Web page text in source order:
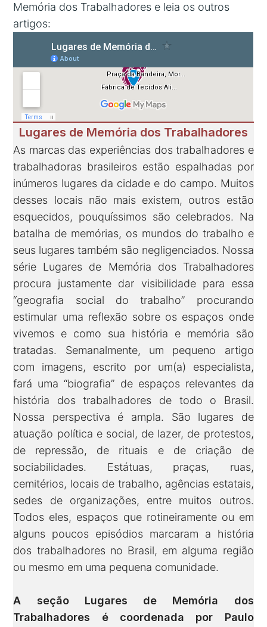
Memória dos Trabalhadores e leia os outros
artigos:
Lugares de Memória dos Trabalhadores
As marcas das experiências dos trabalhadores e
trabalhadoras brasileiros estão espalhadas por
inúmeros lugares da cidade e do campo. Muitos
desses locais não mais existem, outros estão
esquecidos, pouquíssimos são celebrados. Na
batalha de memórias, os mundos do trabalho e
seus lugares também são negligenciados. Nossa
série Lugares de Memória dos Trabalhadores
procura justamente dar visibilidade para essa
“geografia social do trabalho” procurando
estimular uma reflexão sobre os espaços onde
vivemos e como sua história e memória são
tratadas. Semanalmente, um pequeno artigo
com imagens, escrito por um(a) especialista,
fará uma “biografia” de espaços relevantes da
história dos trabalhadores de todo o Brasil.
Nossa perspectiva é ampla. São lugares de
atuação política e social, de lazer, de protestos,
de repressão, de rituais e de criação de
sociabilidades. Estátuas, praças, ruas,
cemitérios, locais de trabalho, agências estatais,
sedes de organizações, entre muitos outros.
Todos eles, espaços que rotineiramente ou em
alguns poucos episódios marcaram a história
dos trabalhadores no Brasil, em alguma região
ou mesmo em uma pequena comunidade.
A seção Lugares de Memória dos
Trabalhadores é coordenada por Paulo